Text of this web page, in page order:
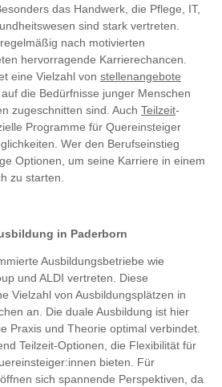
das Handwerk, die Pflege, IT,
sind stark vertreten.
nach motivierten
hervorragende Karrierechancen.
eine Vielzahl von stellenangebote
die Bedürfnisse junger Menschen
zugeschnitten sind. Auch Teilzeit-
Programme für Quereinsteiger
Wer den Berufseinstieg
Optionen, um seine Karriere in einem
zu starten.
in Paderborn
Ausbildungsbetriebe wie
und ALDI vertreten. Diese
Vielzahl von Ausbildungsplätzen in
an. Die duale Ausbildung ist hier
Praxis und Theorie optimal verbindet.
Teilzeit-Optionen, die Flexibilität für
bieten. Für
sich spannende Perspektiven, da